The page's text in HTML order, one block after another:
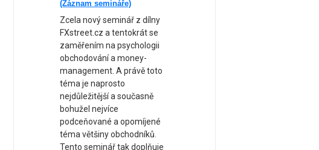
(Záznam semináře)
Zcela nový seminář z dílny
FXstreet.cz a tentokrát se
zaměřením na psychologii
obchodování a money-
management. A právě toto
téma je naprosto
nejdůležitější a současně
bohužel nejvíce
podceňované a opomíjené
téma většiny obchodníků.
Tento seminář tak doplňuje